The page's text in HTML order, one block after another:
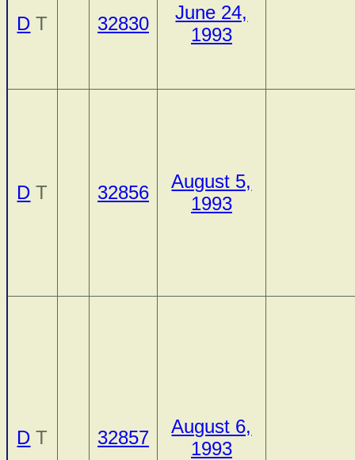
D T 32830
June 24,
1993
D T 32856
August 5,
1993
D T 32857
August 6,
1993